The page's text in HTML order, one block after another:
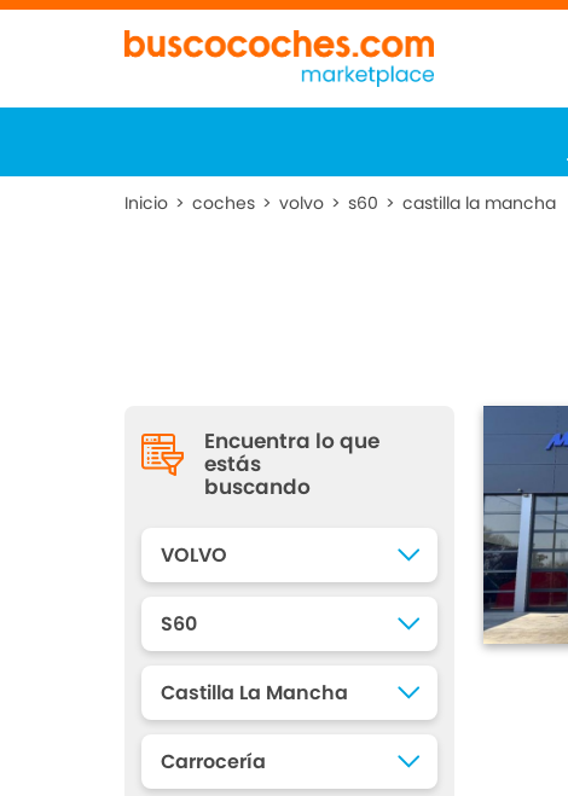
Inicio > coches > volvo > s60 > castilla la mancha
Encuentra lo que
estás
buscando